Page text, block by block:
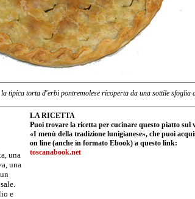
la tipica torta d'erbi pontremolese ricoperta da una sottile sfoglia
una
una
e
LA RICETTA
Puoi trovare la ricetta per cucinare questo piatto sul
«I menù della tradizione lunigianese», che puoi
on line (anche in formato Ebook) a questo link:
toscanabook.net